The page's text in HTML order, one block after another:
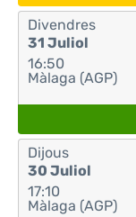
Divendres
31 Juliol
16:50
Màlaga (AGP)
Dijous
30 Juliol
17:10
Màlaga (AGP)